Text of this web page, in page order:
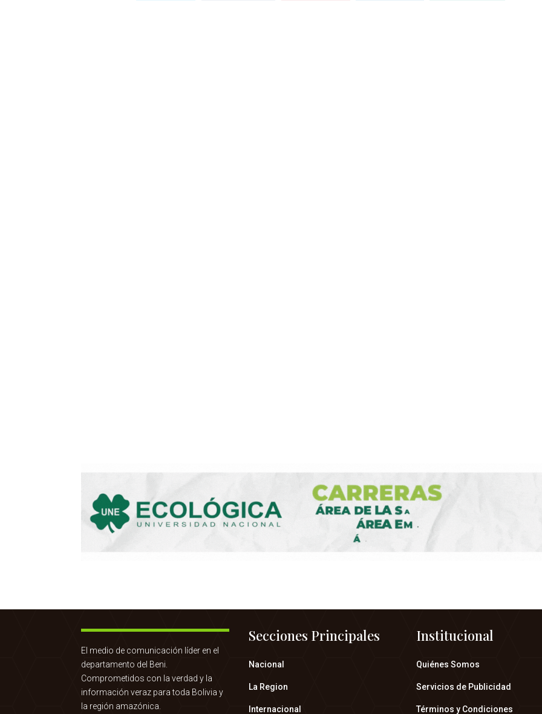
El medio de comunicación líder en el
departamento del Beni.
Comprometidos con la verdad y la
información veraz para toda Bolivia y
la región amazónica.
Secciones Principales
Nacional
La Region
Internacional
Institucional
Quiénes Somos
Servicios de Publicidad
Términos y Condiciones